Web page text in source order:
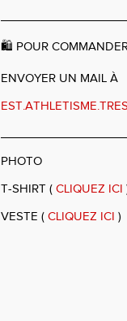
🛍️ POUR
ENVOYER UN MAIL À
PHOTO
T-SHIRT ( CLIQUEZ ICI
VESTE ( CLIQUEZ ICI )